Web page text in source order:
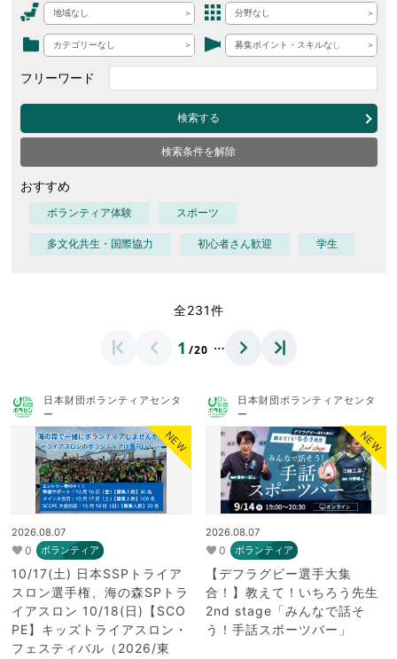
地域なし 分野なし
カテゴリーなし 募集ポイント・スキルなし
フリーワード
検索する
検索条件を解除
おすすめ
ボランティア体験 スポーツ
多文化共生・国際協力 初心者さん歓迎 学生
全231件
1 /20 …
日本財団ボランティアセンタ
ー
NEW
2026.08.07
0 ボランティア
10/17(土) 日本SSPトライア
スロン選手権、海の森SPトラ
イアスロン 10/18(日)【SCO
PE】キッズトライアスロン・
フェスティバル（2026/東
日本財団ボランティアセンタ
ー
NEW
2026.08.07
0 ボランティア
【デフラグビー選手大集
合！】教えて！いちろう先生
2nd stage「みんなで話そ
う！手話スポーツバー」